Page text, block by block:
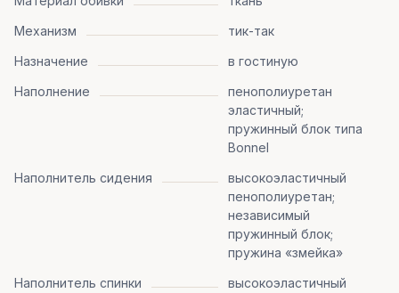
Механизм
тик-так
Назначение
в гостиную
Наполнение
пенополиуретан
эластичный;
пружинный блок типа
Bonnel
Наполнитель сидения
высокоэластичный
пенополиуретан;
независимый
пружинный блок;
пружина «змейка»
Наполнитель спинки
высокоэластичный